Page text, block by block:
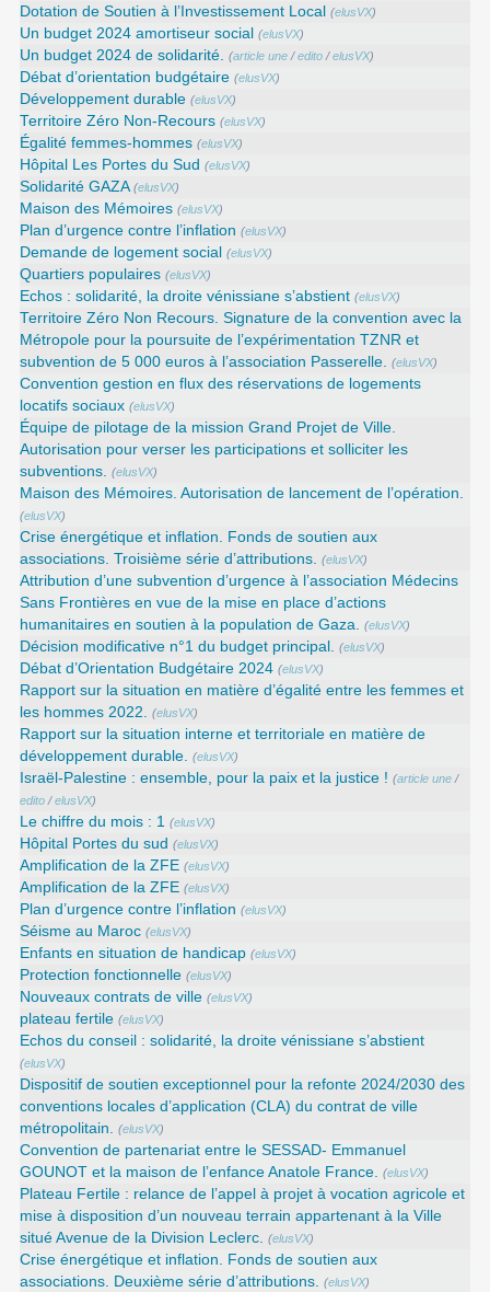
Dotation de Soutien à l’Investissement Local (elusVX)
Un budget 2024 amortiseur social (elusVX)
Un budget 2024 de solidarité. (article une /edito /elusVX)
Débat d’orientation budgétaire (elusVX)
Développement durable (elusVX)
Territoire Zéro Non-Recours (elusVX)
Égalité femmes-hommes (elusVX)
Hôpital Les Portes du Sud (elusVX)
Solidarité GAZA (elusVX)
Maison des Mémoires (elusVX)
Plan d’urgence contre l’inflation (elusVX)
Demande de logement social (elusVX)
Quartiers populaires (elusVX)
Echos : solidarité, la droite vénissiane s’abstient (elusVX)
Territoire Zéro Non Recours. Signature de la convention avec la
Métropole pour la poursuite de l’expérimentation TZNR et
subvention de 5 000 euros à l’association Passerelle. (elusVX)
Convention gestion en flux des réservations de logements
locatifs sociaux (elusVX)
Équipe de pilotage de la mission Grand Projet de Ville.
Autorisation pour verser les participations et solliciter les
subventions. (elusVX)
Maison des Mémoires. Autorisation de lancement de l’opération.
(elusVX)
Crise énergétique et inflation. Fonds de soutien aux
associations. Troisième série d’attributions. (elusVX)
Attribution d’une subvention d’urgence à l’association Médecins
Sans Frontières en vue de la mise en place d’actions
humanitaires en soutien à la population de Gaza. (elusVX)
Décision modificative n°1 du budget principal. (elusVX)
Débat d’Orientation Budgétaire 2024 (elusVX)
Rapport sur la situation en matière d’égalité entre les femmes et
les hommes 2022. (elusVX)
Rapport sur la situation interne et territoriale en matière de
développement durable. (elusVX)
Israël-Palestine : ensemble, pour la paix et la justice ! (article une /
edito /elusVX)
Le chiffre du mois : 1 (elusVX)
Hôpital Portes du sud (elusVX)
Amplification de la ZFE (elusVX)
Amplification de la ZFE (elusVX)
Plan d’urgence contre l’inflation (elusVX)
Séisme au Maroc (elusVX)
Enfants en situation de handicap (elusVX)
Protection fonctionnelle (elusVX)
Nouveaux contrats de ville (elusVX)
plateau fertile (elusVX)
Echos du conseil : solidarité, la droite vénissiane s’abstient
(elusVX)
Dispositif de soutien exceptionnel pour la refonte 2024/2030 des
conventions locales d’application (CLA) du contrat de ville
métropolitain. (elusVX)
Convention de partenariat entre le SESSAD- Emmanuel
GOUNOT et la maison de l’enfance Anatole France. (elusVX)
Plateau Fertile : relance de l’appel à projet à vocation agricole et
mise à disposition d’un nouveau terrain appartenant à la Ville
situé Avenue de la Division Leclerc. (elusVX)
Crise énergétique et inflation. Fonds de soutien aux
associations. Deuxième série d’attributions. (elusVX)